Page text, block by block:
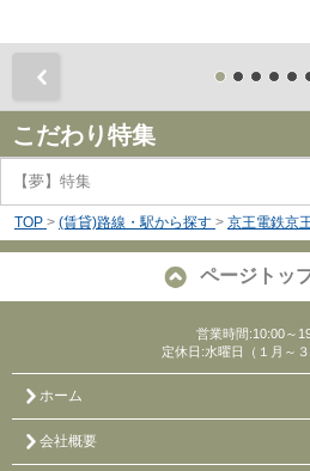
こだわり特集
【夢】特集
TOP > (賃貸)路線・駅から探す > 京王電鉄京
ページトッ
営業時間:10:00～
定休日:水曜日（１月～３
ホーム
会社概要